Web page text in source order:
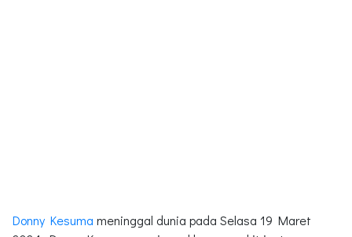
Donny Kesuma meninggal dunia pada Selasa 19 Maret